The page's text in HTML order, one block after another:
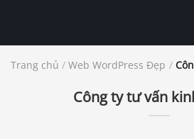
Trang chủ / Web WordPress Đẹp /
Công ty tư vấn